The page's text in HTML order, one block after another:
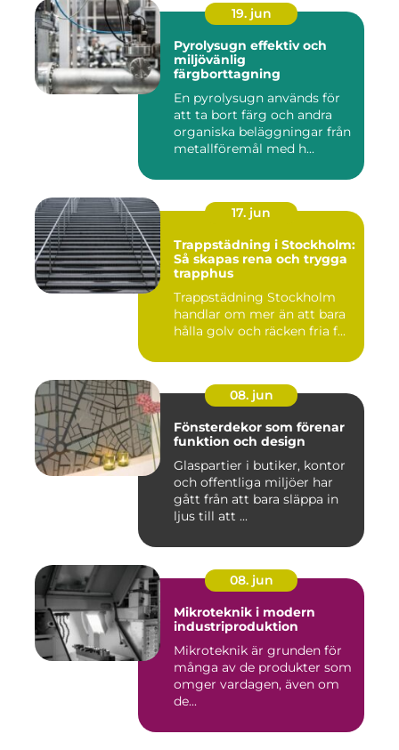
19. jun
Pyrolysugn effektiv och
miljövänlig
färgborttagning
En pyrolysugn används för
att ta bort färg och andra
organiska beläggningar från
metallföremål med h...
17. jun
Trappstädning i Stockholm:
Så skapas rena och trygga
trapphus
Trappstädning Stockholm
handlar om mer än att bara
hålla golv och räcken fria f...
08. jun
Fönsterdekor som förenar
funktion och design
Glaspartier i butiker, kontor
och offentliga miljöer har
gått från att bara släppa in
ljus till att ...
08. jun
Mikroteknik i modern
industriproduktion
Mikroteknik är grunden för
många av de produkter som
omger vardagen, även om
de...